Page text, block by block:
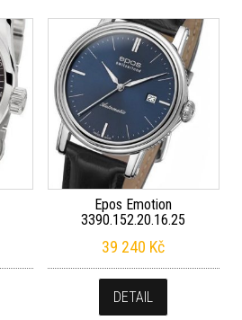
Epos Emotion
3390.152.20.16.25
39 240 Kč
DETAIL